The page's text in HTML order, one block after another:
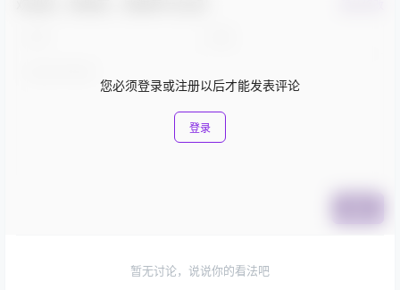
您必须登录或注册以后才能发表评论
登录
暂无讨论，说说你的看法吧